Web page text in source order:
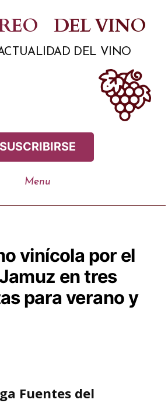
DEL VINO
DEL VINO
SUSCRIBIRSE
vinícola por el
en tres
para verano y
Fuentes del